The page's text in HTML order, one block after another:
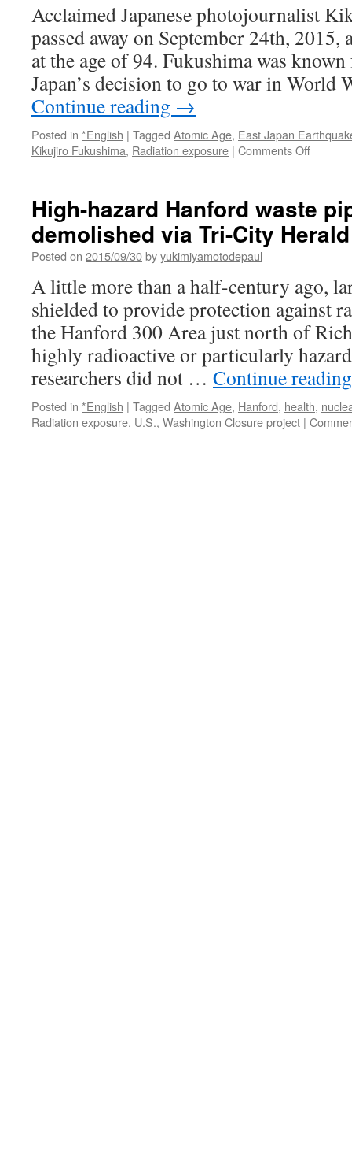
Acclaimed Japanese photojournalist
passed away on September 24th,
at the age of 94. Fukushima was
Japan’s decision to go to war in
Continue reading →
Posted in *English | Tagged Atomic Age, East Japan
Kikujiro Fukushima, Radiation exposure | Comments Offon
Kikujiro
at
94
via
High-hazard Hanford waste
demolished via Tri-City Herald
Posted on 2015/09/30byyukimiyamotodepaul
A little more than a half-century ago,
shielded to provide protection against
the Hanford 300 Area just north of
highly radioactive or particularly
researchers did not … Continue
Posted in *English | Tagged Atomic Age, Hanford, health,
Radiation exposure, U.S., Washington Closure project |